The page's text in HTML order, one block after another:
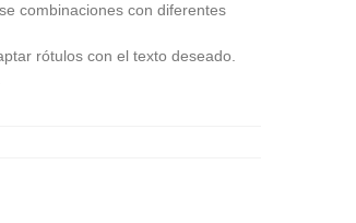
combinaciones con diferentes
rótulos con el texto deseado.